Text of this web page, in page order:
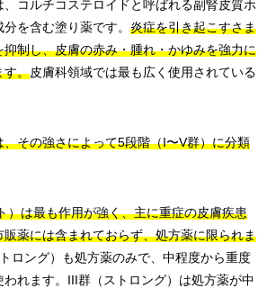
、コルチコステロイドと呼ばれる副腎皮質ホ
を含む塗り薬です。 炎症を引き起こすさま
制し、皮膚の赤み・腫れ・かゆみを強力に
す。皮膚科領域では最も広く使用されている
その強さによって5段階（I〜V群）に分類
）は最も作用が強く、主に重症の皮膚疾患
薬には含まれておらず、処方薬に限られま
ロング）も処方薬のみで、中程度から重度
れます。III群（ストロング）は処方薬が中